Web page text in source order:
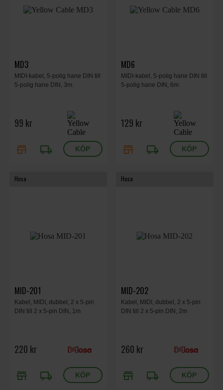
MD3
MIDI-kabel, 5-polig hane DIN till
5-polig hane DIN, 3m.
99 kr
store local_shipping
MD6
MIDI-kabel, 5-polig hane DIN till
5-polig hane DIN, 6m.
129 kr
store local_shipping
Hosa
MID-201
Kabel, MIDI, dubbel, 2 x 5-pin
DIN till 2 x 5-pin DIN, 1m
220 kr
store local_shipping
Hosa
MID-202
Kabel, MIDI, dubbel, 2 x 5-pin
DIN till 2 x 5-pin DIN, 2m
260 kr
store local_shipping